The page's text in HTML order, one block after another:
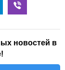
новостей в